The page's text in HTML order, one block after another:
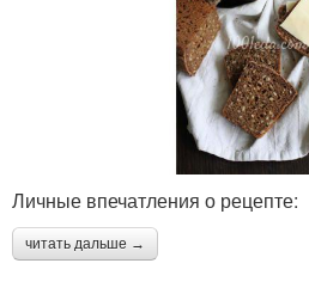
Личные впечатления о рецепте:
читать дальше →